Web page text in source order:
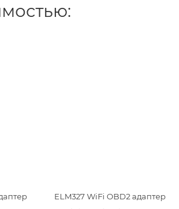
ELM327 WiFi OBD2 адаптер